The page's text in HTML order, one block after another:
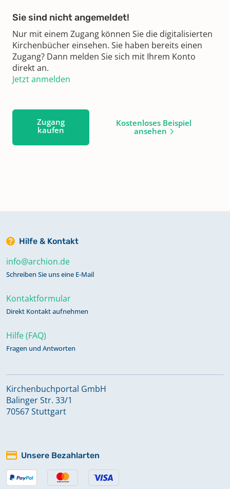
Sie sind nicht angemeldet!
Nur mit einem Zugang können Sie die digitalisierten
Kirchenbücher einsehen. Sie haben bereits einen
Zugang? Dann melden Sie sich mit Ihrem Konto
direkt an.
Jetzt anmelden
Zugang
kaufen
Kostenloses Beispiel
ansehen
Hilfe & Kontakt
info@archion.de
Schreiben Sie uns eine E-Mail
Kontaktformular
Direkt Kontakt aufnehmen
Hilfe (FAQ)
Fragen und Antworten
Kirchenbuchportal GmbH
Balinger Str. 33/1
70567 Stuttgart
Unsere Bezahlarten